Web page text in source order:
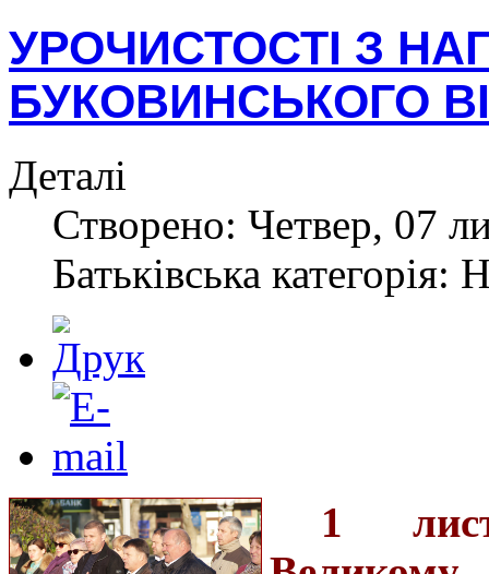
УРОЧИСТОСТІ З
БУКОВИНСЬКОГО
Деталі
Створено: Четвер, 07
Батьківська категорія:
1